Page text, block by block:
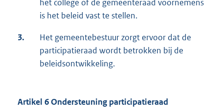
het college of de gemeenteraad voornemens
is het beleid vast te stellen.
3.
Het gemeentebestuur zorgt ervoor dat de
participatieraad wordt betrokken bij de
beleidsontwikkeling.
Artikel 6 Ondersteuning participatieraad